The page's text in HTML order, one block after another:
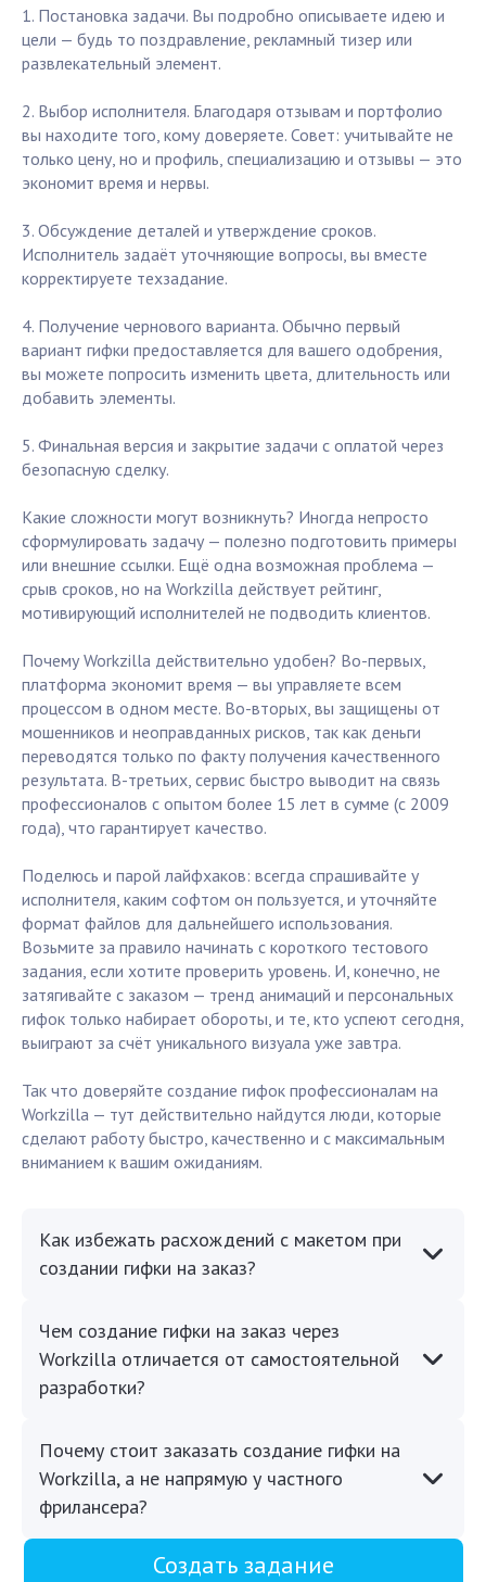
1. Постановка задачи. Вы подробно описываете идею и
цели — будь то поздравление, рекламный тизер или
развлекательный элемент.
2. Выбор исполнителя. Благодаря отзывам и портфолио
вы находите того, кому доверяете. Совет: учитывайте не
только цену, но и профиль, специализацию и отзывы — это
экономит время и нервы.
3. Обсуждение деталей и утверждение сроков.
Исполнитель задаёт уточняющие вопросы, вы вместе
корректируете техзадание.
4. Получение чернового варианта. Обычно первый
вариант гифки предоставляется для вашего одобрения,
вы можете попросить изменить цвета, длительность или
добавить элементы.
5. Финальная версия и закрытие задачи с оплатой через
безопасную сделку.
Какие сложности могут возникнуть? Иногда непросто
сформулировать задачу — полезно подготовить примеры
или внешние ссылки. Ещё одна возможная проблема —
срыв сроков, но на Workzilla действует рейтинг,
мотивирующий исполнителей не подводить клиентов.
Почему Workzilla действительно удобен? Во-первых,
платформа экономит время — вы управляете всем
процессом в одном месте. Во-вторых, вы защищены от
мошенников и неоправданных рисков, так как деньги
переводятся только по факту получения качественного
результата. В-третьих, сервис быстро выводит на связь
профессионалов с опытом более 15 лет в сумме (с 2009
года), что гарантирует качество.
Поделюсь и парой лайфхаков: всегда спрашивайте у
исполнителя, каким софтом он пользуется, и уточняйте
формат файлов для дальнейшего использования.
Возьмите за правило начинать с короткого тестового
задания, если хотите проверить уровень. И, конечно, не
затягивайте с заказом — тренд анимаций и персональных
гифок только набирает обороты, и те, кто успеют сегодня,
выиграют за счёт уникального визуала уже завтра.
Так что доверяйте создание гифок профессионалам на
Workzilla — тут действительно найдутся люди, которые
сделают работу быстро, качественно и с максимальным
вниманием к вашим ожиданиям.
Как избежать расхождений с макетом при
создании гифки на заказ?
Чем создание гифки на заказ через
Workzilla отличается от самостоятельной
разработки?
Почему стоит заказать создание гифки на
Workzilla, а не напрямую у частного
фрилансера?
Создать задание